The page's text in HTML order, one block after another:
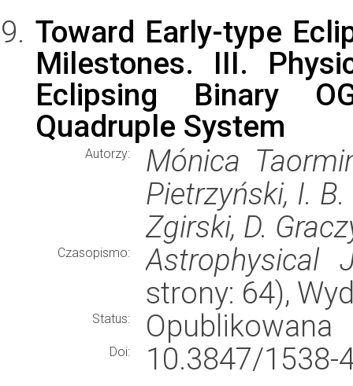
Toward Early-type
Milestones. III.
Eclipsing Binary
Quadruple System
Autorzy:
Mónica
Pietrzyński, I.
Zgirski, D.
Czasopismo:
Astrophysical
strony: 64),
Status: Opublikowana
Doi:
10.3847/